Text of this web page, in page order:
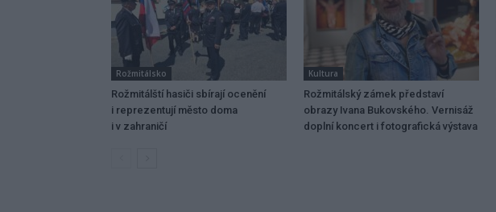
Rožmitálsko
Rožmitálští hasiči sbírají ocenění
i reprezentují město doma
i v zahraničí
Kultura
Rožmitálský zámek představí
obrazy Ivana Bukovského. Vernisáž
doplní koncert i fotografická výstava